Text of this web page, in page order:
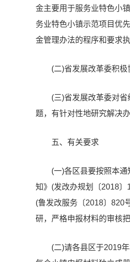
金主要用于服务业特色小
务业特色小镇示范项目优
金管理办法的程序和要求执
(二)省发展改革委积
(三)省发展改革委对
题，有针对性地研究解决办
五、有关要求
(一)各区县要按照本
知》(发改办规划〔2018〕
(鲁发改服务〔2018〕820
研，严格申报材料的审核把
(二)请各县区于2019